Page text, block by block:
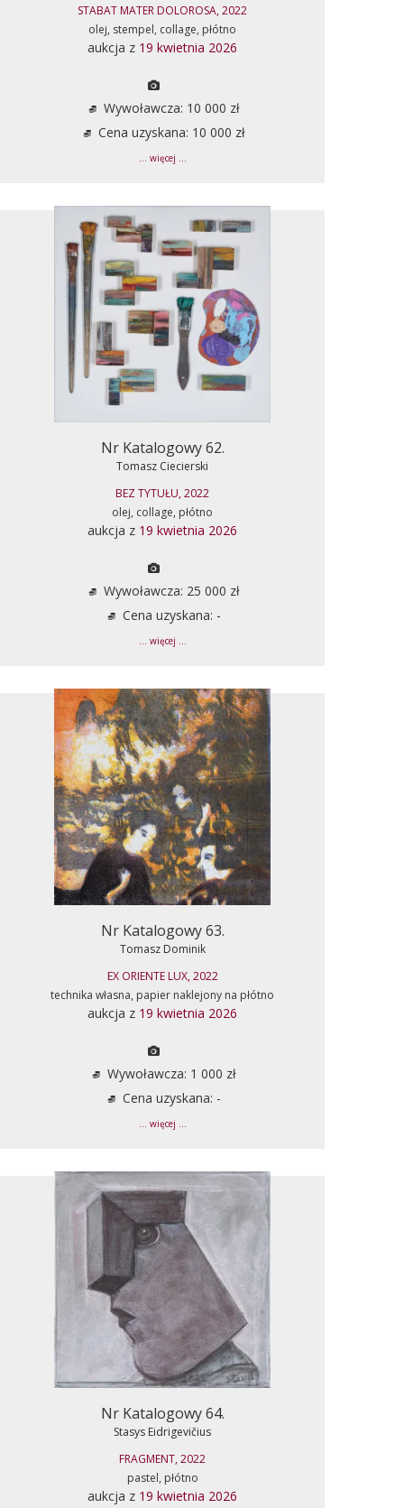
STABAT MATER DOLOROSA, 2022
olej, stempel, collage, płótno
aukcja z 19 kwietnia 2026
Wywoławcza: 10 000 zł
Cena uzyskana: 10 000 zł
... więcej ...
Nr Katalogowy 62.
Tomasz Ciecierski
BEZ TYTUŁU, 2022
olej, collage, płótno
aukcja z 19 kwietnia 2026
Wywoławcza: 25 000 zł
Cena uzyskana: -
... więcej ...
Nr Katalogowy 63.
Tomasz Dominik
EX ORIENTE LUX, 2022
technika własna, papier naklejony na płótno
aukcja z 19 kwietnia 2026
Wywoławcza: 1 000 zł
Cena uzyskana: -
... więcej ...
Nr Katalogowy 64.
Stasys Eidrigevičius
FRAGMENT, 2022
pastel, płótno
aukcja z 19 kwietnia 2026